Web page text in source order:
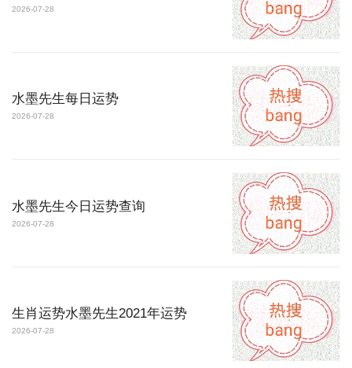
2026-07-28
水墨先生每日运势
2026-07-28
水墨先生今日运势查询
2026-07-28
生肖运势水墨先生2021年运势
2026-07-28